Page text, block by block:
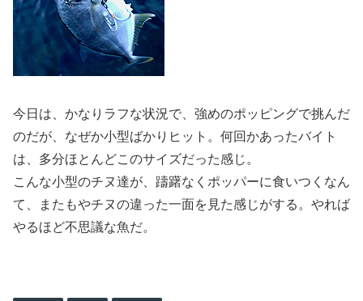
今日は、かなりラフな状況で、強めのポッピングで挑んだ
のだが、なぜか小型ばかりヒット。何回かあったバイト
は、多分ほとんどこのサイズだった感じ。
こんな小型のチヌ達が、躊躇なくポッパーに食いつくなん
て、またもやチヌの違った一面を見た感じがする。やれば
やるほど不思議な魚だ。